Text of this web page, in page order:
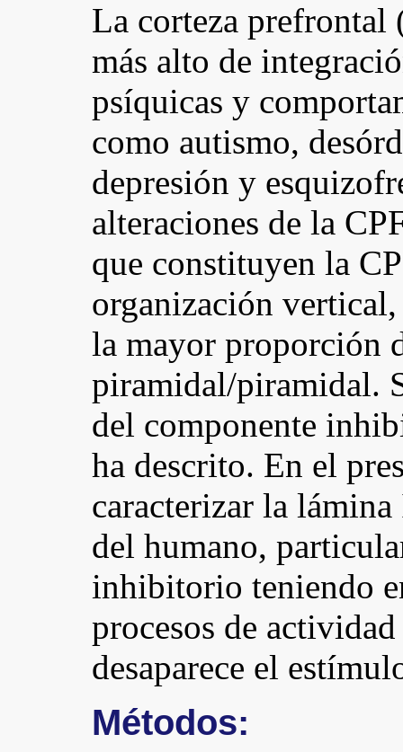
La corteza prefrontal
más alto de
psíquicas y
como autismo,
depresión y
alteraciones de la
que constituyen la
organización
la mayor proporción
piramidal/piramidal.
del componente
ha descrito. En el
caracterizar la
del humano,
inhibitorio teniendo
procesos de
desaparece el
Métodos: